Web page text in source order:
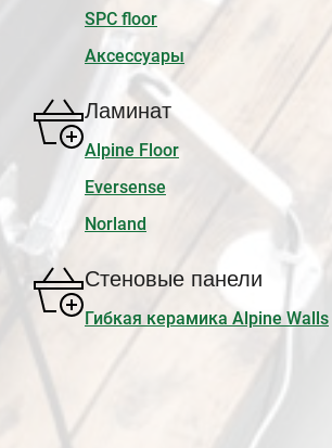
SPC floor
Аксессуары
Ламинат
Alpine Floor
Eversense
Norland
Стеновые панели
Гибкая керамика Alpine Walls